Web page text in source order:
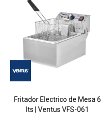
Fritador Electrico de Mesa 6
lts | Ventus VFS-061